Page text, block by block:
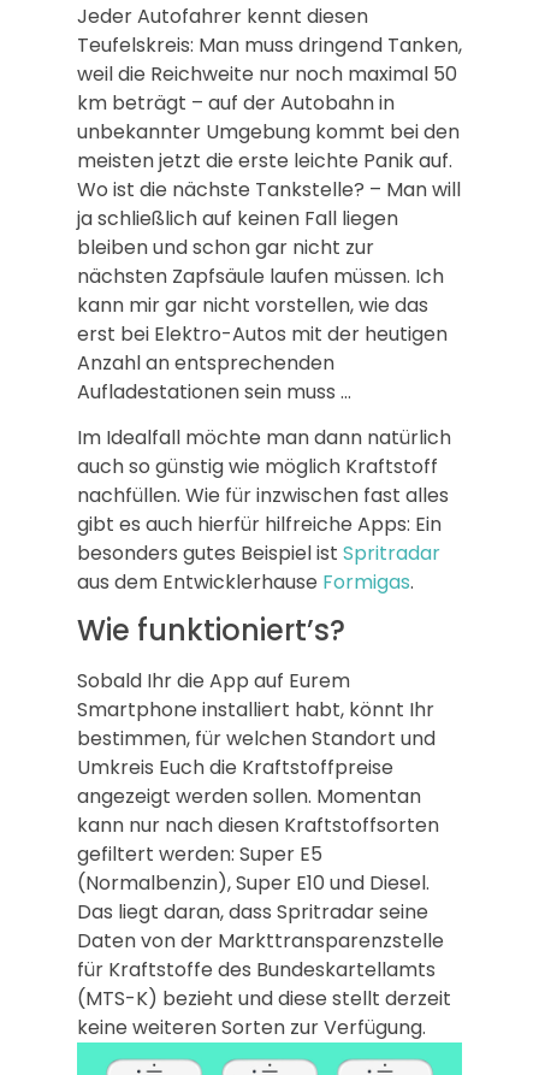
Jeder Autofahrer kennt diesen
Teufelskreis: Man muss dringend Tanken,
weil die Reichweite nur noch maximal 50
km beträgt – auf der Autobahn in
unbekannter Umgebung kommt bei den
meisten jetzt die erste leichte Panik auf.
Wo ist die nächste Tankstelle? – Man will
ja schließlich auf keinen Fall liegen
bleiben und schon gar nicht zur
nächsten Zapfsäule laufen müssen. Ich
kann mir gar nicht vorstellen, wie das
erst bei Elektro-Autos mit der heutigen
Anzahl an entsprechenden
Aufladestationen sein muss …
Im Idealfall möchte man dann natürlich
auch so günstig wie möglich Kraftstoff
nachfüllen. Wie für inzwischen fast alles
gibt es auch hierfür hilfreiche Apps: Ein
besonders gutes Beispiel ist Spritradar
aus dem Entwicklerhause Formigas.
Wie funktioniert’s?
Sobald Ihr die App auf Eurem
Smartphone installiert habt, könnt Ihr
bestimmen, für welchen Standort und
Umkreis Euch die Kraftstoffpreise
angezeigt werden sollen. Momentan
kann nur nach diesen Kraftstoffsorten
gefiltert werden: Super E5
(Normalbenzin), Super E10 und Diesel.
Das liegt daran, dass Spritradar seine
Daten von der Markttransparenzstelle
für Kraftstoffe des Bundeskartellamts
(MTS-K) bezieht und diese stellt derzeit
keine weiteren Sorten zur Verfügung.